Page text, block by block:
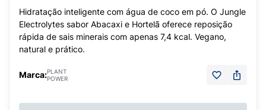
Hidratação inteligente com água de coco em pó. O Jungle
Electrolytes sabor Abacaxi e Hortelã oferece reposição
rápida de sais minerais com apenas 7,4 kcal. Vegano,
natural e prático.
Marca:PLANT
POWER